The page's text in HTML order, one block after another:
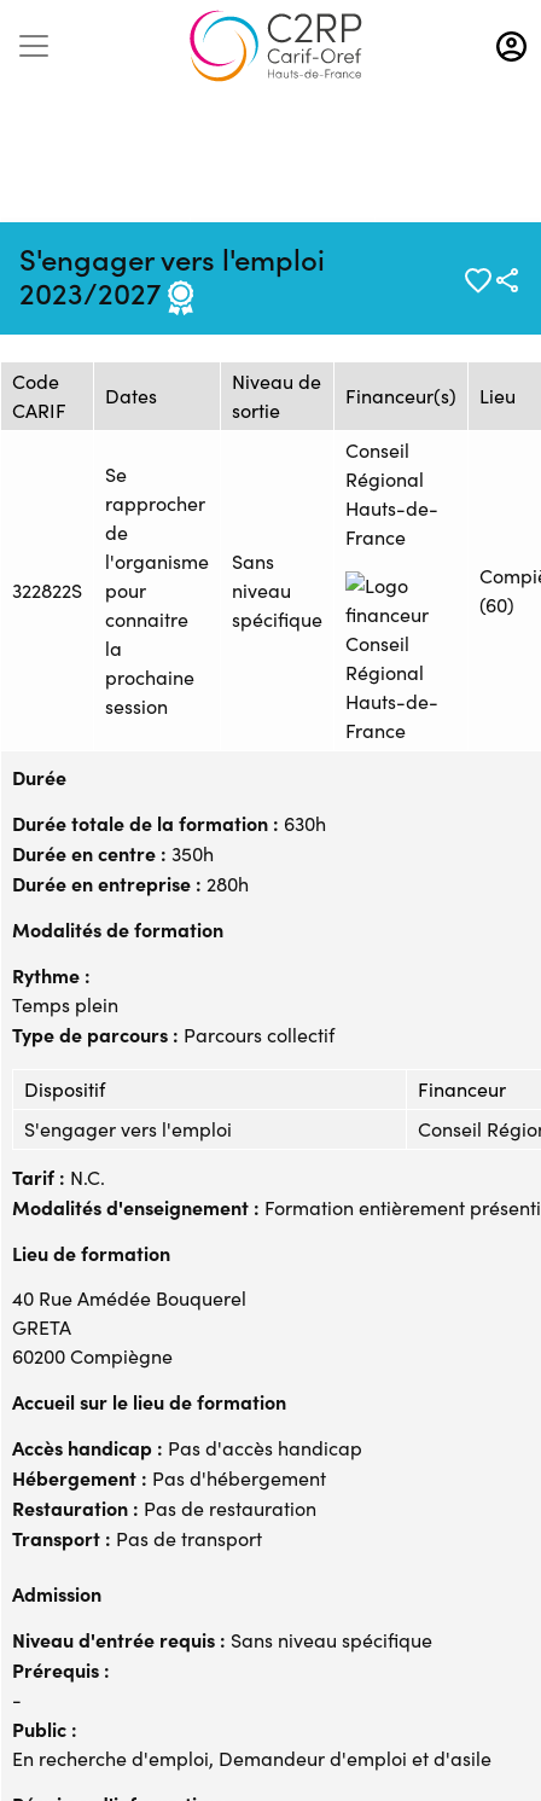
Aller
au
contenu
S'engager vers l'emploi
2023/2027
03/02/2025
2025942066
Session de formation
Code
CARIF
Dates
Niveau de
sortie
Financeur(s) Lieu
322822S
Se
rapprocher
de
l'organisme
pour
connaitre
la
prochaine
session
Sans
niveau
spécifique
Conseil
Régional
Hauts-de-
France
(60)
Durée
Durée totale de la formation : 630h
Durée en centre : 350h
Durée en entreprise : 280h
Modalités de formation
Rythme :
Temps plein
Type de parcours : Parcours collectif
Dispositif
Financeur
S'engager vers l'emploi
Conseil
Tarif : N.C.
Modalités d'enseignement : Formation entièrement
Lieu de formation
40 Rue Amédée Bouquerel
GRETA
60200 Compiègne
Accueil sur le lieu de formation
Accès handicap : Pas d'accès handicap
Hébergement : Pas d'hébergement
Restauration : Pas de restauration
Transport : Pas de transport
Admission
Niveau d'entrée requis : Sans niveau spécifique
Prérequis :
-
Public :
En recherche d'emploi, Demandeur d'emploi et d'asile